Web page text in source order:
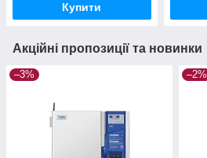
Купити
Акційні пропозиції та новинки
–3% –2%